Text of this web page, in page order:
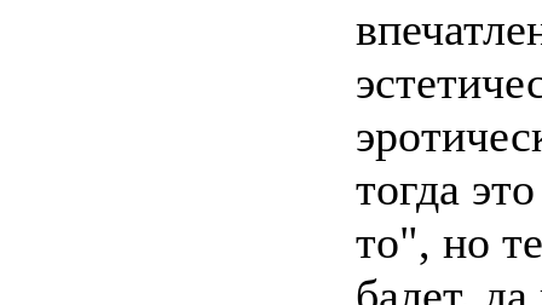
тогда
то", но